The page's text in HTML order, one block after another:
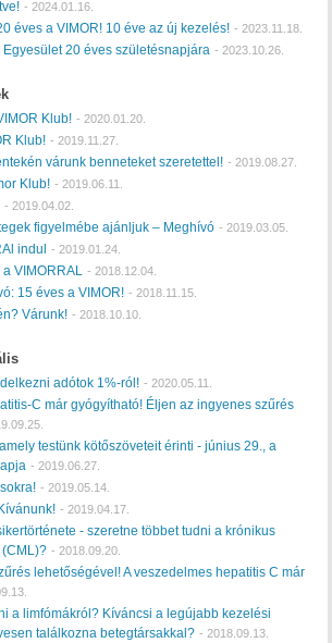
- 2024.01.16.
éves a VIMOR! 10 éve az új kezelés! - 2023.11.18.
Egyesület 20 éves születésnapjára - 2023.10.26.
Klub! - 2020.01.20.
Klub! - 2019.11.27.
várunk benneteket szeretettel! - 2019.08.27.
Klub! - 2019.06.11.
- 2019.04.02.
figyelmébe ajánljuk – Meghívó - 2019.03.05.
indul - 2019.01.24.
VIMORRAL - 2018.12.04.
15 éves a VIMOR! - 2018.11.15.
Várunk! - 2018.10.10.
adótok 1%-ról! - 2020.05.11.
C már gyógyítható! Éljen az ingyenes szűrés
testünk kötőszöveteit érinti - június 29., a
- 2019.06.27.
- 2019.05.14.
- 2019.04.17.
- szeretne többet tudni a krónikus
- 2018.09.20.
lehetőségével! A veszedelmes hepatitis C már
a limfómákról? Kíváncsi a legújabb kezelési
találkozna betegtársakkal? - 2018.09.13.